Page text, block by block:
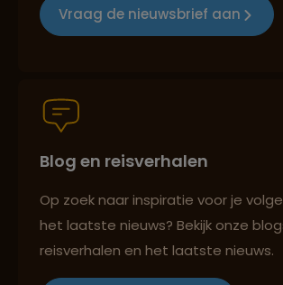
Persoonlijk en deskundig
Best beoordeelde reisroutes
Vraag de nieuwsbrief aan
Blog en reisverhalen
Op zoek naar inspiratie voor je
het laatste nieuws? Bekijk onze
reisverhalen en het laatste nieuws.